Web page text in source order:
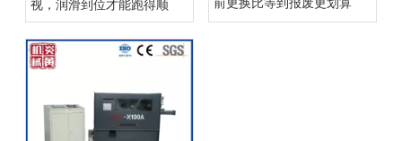
视，润滑到位才能跑得顺
前更换比等到报废更划算